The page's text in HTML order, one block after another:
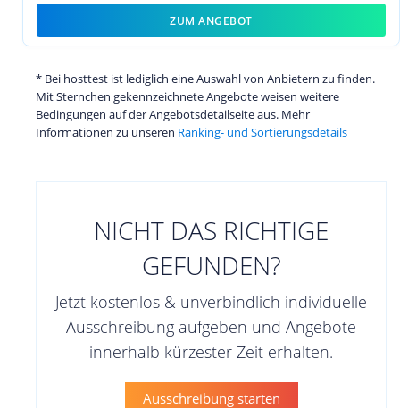
ZUM ANGEBOT
* Bei hosttest ist lediglich eine Auswahl von Anbietern zu finden.
Mit Sternchen gekennzeichnete Angebote weisen weitere
Bedingungen auf der Angebotsdetailseite aus. Mehr
Informationen zu unseren Ranking- und Sortierungsdetails
NICHT DAS RICHTIGE
GEFUNDEN?
Jetzt kostenlos & unverbindlich individuelle
Ausschreibung aufgeben und Angebote
innerhalb kürzester Zeit erhalten.
Ausschreibung starten